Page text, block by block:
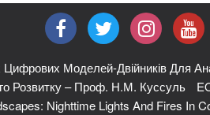
Моделей-Двійників Для
Розвитку – Проф. Н.М. Куссуль
Nighttime Lights And Fires In